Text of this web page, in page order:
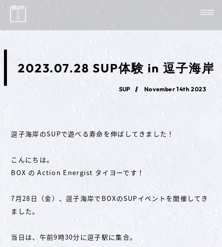
2023.07.28 SUP体験 in 逗子海岸
SUP November 14th 2023
逗子海岸のSUPで遊べる寿命を伸ばしてきました！
こんにちは。
BOX の Action Energist タイヨーです！
7月28日（金）、逗子海岸でBOXのSUPイベントを開催してき
ました。
当日は、午前9時30分に逗子駅に集合。